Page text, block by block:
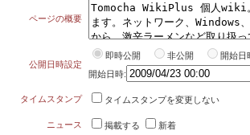
ページの概要
公開日時設定
即時公開 非公開 開始日
開始日時:
タイムスタンプ タイムスタンプを変更しない
ニュース 掲載する 新着